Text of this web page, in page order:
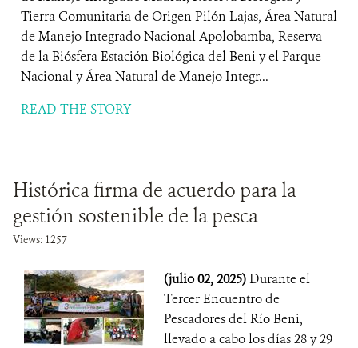
Tierra Comunitaria de Origen Pilón Lajas, Área Natural
de Manejo Integrado Nacional Apolobamba, Reserva
de la Biósfera Estación Biológica del Beni y el Parque
Nacional y Área Natural de Manejo Integr...
READ THE STORY
Histórica firma de acuerdo para la
gestión sostenible de la pesca
Views: 1257
(julio 02, 2025)Durante el
Tercer Encuentro de
Pescadores del Río Beni,
llevado a cabo los días 28 y 29